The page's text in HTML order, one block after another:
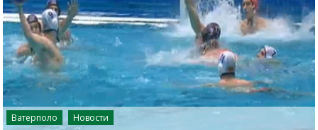
Ватерполо Новости